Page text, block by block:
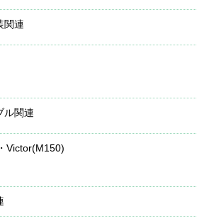
関連
ル関連
Victor(M150)